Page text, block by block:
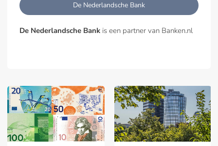
De Nederlandsche Bank
De Nederlandsche Bank is een partner van Banken.nl